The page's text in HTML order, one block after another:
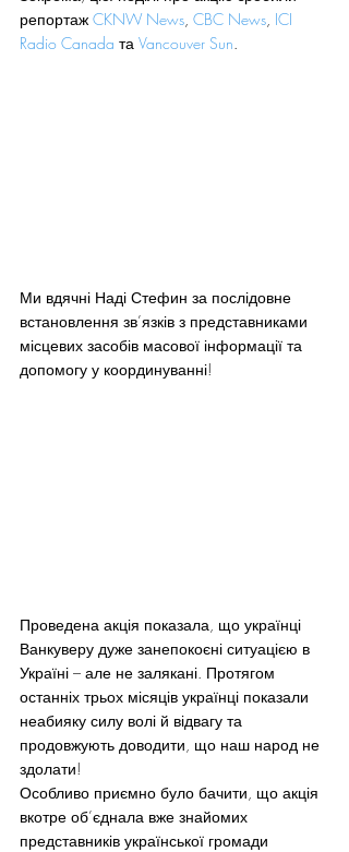
репортаж CKNW News, CBC News, ICI
Radio Canada та Vancouver Sun.
Ми вдячні Наді Стефин за послідовне
встановлення зв’язків з представниками
місцевих засобів масової інформації та
допомогу у координуванні!
Проведена акція показала, що українці
Ванкуверу дуже занепокоєні ситуацією в
Україні – але не залякані. Протягом
останніх трьох місяців українці показали
неабияку силу волі й відвагу та
продовжують доводити, що наш народ не
здолати!
Особливо приємно було бачити, що акція
вкотре об’єднала вже знайомих
представників української громади